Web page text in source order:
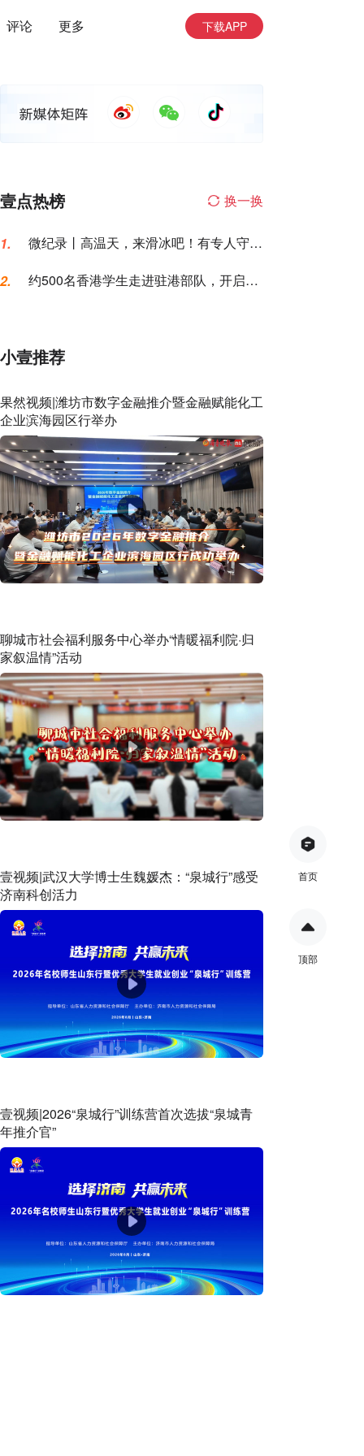
评论 更多 下载APP
壹点热榜 换一换
1.
微纪录丨高温天，来滑冰吧！有专人守护
2.
约500名香港学生走进驻港部队，开启军
小壹推荐
果然视频|潍坊市数字金融推介暨金融赋能化工
企业滨海园区行举办
聊城市社会福利服务中心举办“情暖福利院·归
家叙温情”活动
壹视频|武汉大学博士生魏媛杰：“泉城行”感受
济南科创活力
壹视频|2026“泉城行”训练营首次选拔“泉城青
年推介官”
首页
顶部